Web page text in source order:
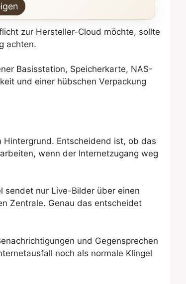
zur Hersteller-Cloud möchte, sollte
achten.
Basisstation, Speicherkarte, NAS-
und einer hübschen Verpackung
Entscheidend ist, ob das
wenn der Internetzugang weg
sendet nur Live-Bilder über einen
Zentrale. Genau das entscheidet
und Gegensprechen
noch als normale Klingel